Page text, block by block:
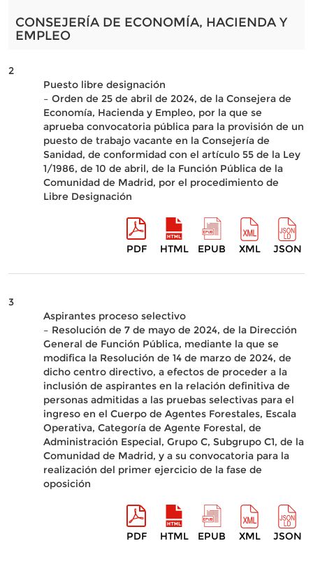
CONSEJERÍA DE ECONOMÍA, HACIENDA Y
EMPLEO
2
Puesto libre designación
– Orden de 25 de abril de 2024, de la Consejera de
Economía, Hacienda y Empleo, por la que se
aprueba convocatoria pública para la provisión de un
puesto de trabajo vacante en la Consejería de
Sanidad, de conformidad con el artículo 55 de la Ley
1/1986, de 10 de abril, de la Función Pública de la
Comunidad de Madrid, por el procedimiento de
Libre Designación
PDF HTML EPUB XML JSON
3
Aspirantes proceso selectivo
– Resolución de 7 de mayo de 2024, de la Dirección
General de Función Pública, mediante la que se
modifica la Resolución de 14 de marzo de 2024, de
dicho centro directivo, a efectos de proceder a la
inclusión de aspirantes en la relación definitiva de
personas admitidas a las pruebas selectivas para el
ingreso en el Cuerpo de Agentes Forestales, Escala
Operativa, Categoría de Agente Forestal, de
Administración Especial, Grupo C, Subgrupo C1, de la
Comunidad de Madrid, y a su convocatoria para la
realización del primer ejercicio de la fase de
oposición
PDF HTML EPUB XML JSON